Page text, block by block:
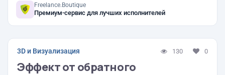
Freelance.Boutique
Премиум-сервис для лучших исполнителей
3D и Визуализация 130 0
Эффект от обратного